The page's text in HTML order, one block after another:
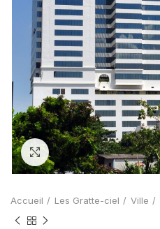
Zoom
Accueil Les Gratte-ciel Ville